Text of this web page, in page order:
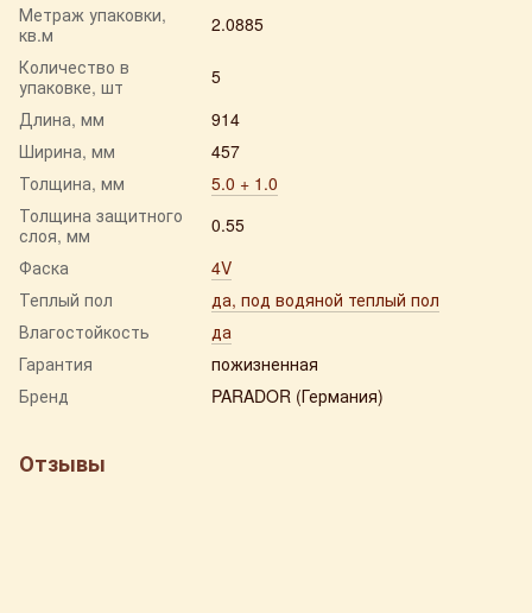
Метраж упаковки,
кв.м
2.0885
Количество в
упаковке, шт
5
Длина, мм
914
Ширина, мм
457
Толщина, мм
5.0 + 1.0
Толщина защитного
слоя, мм
0.55
Фаска
4V
Теплый пол
да, под водяной теплый пол
Влагостойкость
да
Гарантия
пожизненная
Бренд
PARADOR (Германия)
Отзывы